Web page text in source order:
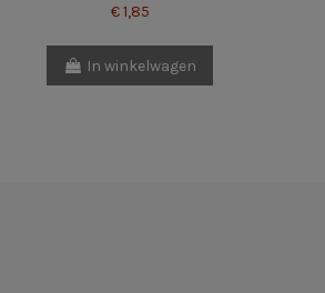
€ 1,85
In winkelwagen